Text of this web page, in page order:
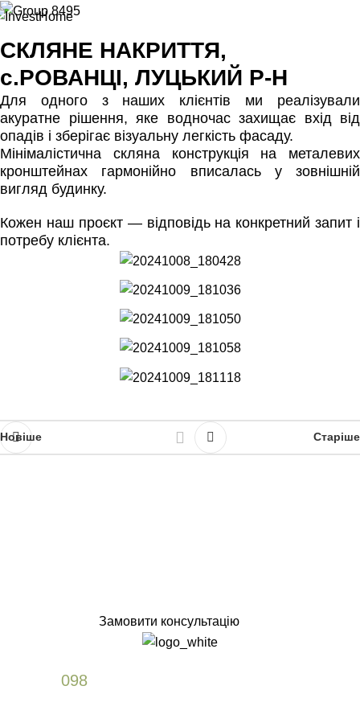
СКЛЯНЕ НАКРИТТЯ,
с.РОВАНЦІ, ЛУЦЬКИЙ Р-Н
Для одного з наших клієнтів ми реалізували
акуратне рішення, яке водночас захищає вхід від
опадів і зберігає візуальну легкість фасаду.
Мінімалістична скляна конструкція на металевих
кронштейнах гармонійно вписалась у зовнішній
вигляд будинку.
Кожен наш проєкт — відповідь на конкретний запит і
потребу клієнта.
Новіше Старіше
Замовити консультацію
098589 61 77